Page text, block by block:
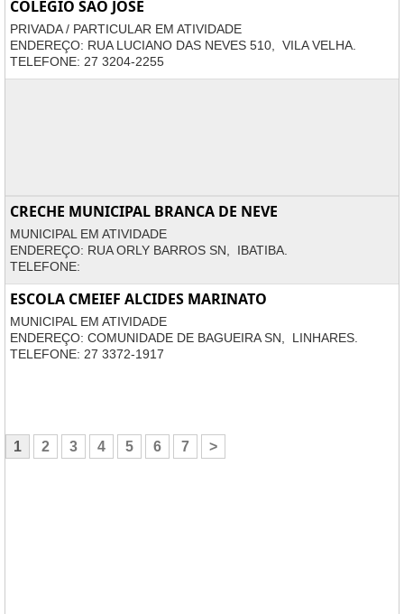
COLEGIO SAO JOSE
PRIVADA / PARTICULAR EM ATIVIDADE
ENDEREÇO: RUA LUCIANO DAS NEVES 510, VILA VELHA.
TELEFONE: 27 3204-2255
CRECHE MUNICIPAL BRANCA DE NEVE
MUNICIPAL EM ATIVIDADE
ENDEREÇO: RUA ORLY BARROS SN, IBATIBA.
TELEFONE:
ESCOLA CMEIEF ALCIDES MARINATO
MUNICIPAL EM ATIVIDADE
ENDEREÇO: COMUNIDADE DE BAGUEIRA SN, LINHARES.
TELEFONE: 27 3372-1917
1 2 3 4 5 6 7 >